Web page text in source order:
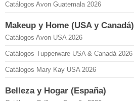
Catálogos Avon Guatemala 2026
Makeup y Home (USA y Canadá)
Catálogos Avon USA 2026
Catálogos Tupperware USA & Canadá 2026
Catálogos Mary Kay USA 2026
Belleza y Hogar (España)